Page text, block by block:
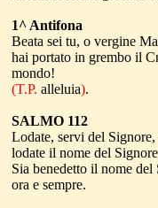
1^ Antifona
Beata sei tu, o vergine
hai portato in grembo il
mondo!
(T.P. alleluia).
SALMO 112
Lodate, servi del
lodate il nome del
Sia benedetto il nome del
ora e sempre.